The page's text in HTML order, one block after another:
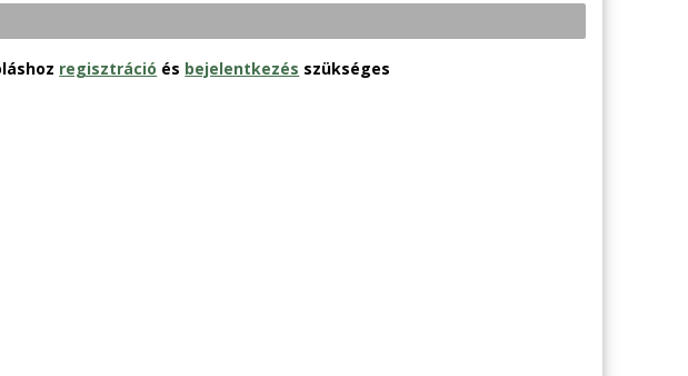
regisztráció és bejelentkezés szükséges